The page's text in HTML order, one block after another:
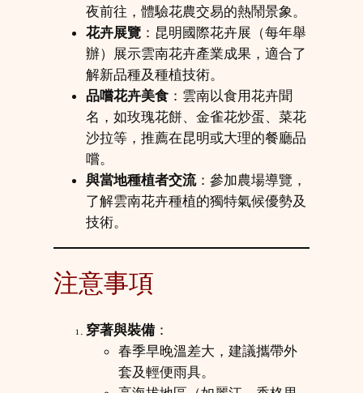
夜前往，體驗花農交易的熱鬧景象。
花卉展覽 ：昆明國際花卉展（每年舉
辦）展示雲南花卉產業成果，適合了
解新品種及種植技術。
品嚐花卉美食 ：雲南以食用花卉聞
名，如玫瑰花餅、金雀花炒蛋、菜花
沙拉等，推薦在昆明或大理的餐廳品
嚐。
與當地種植者交流：參加農場導覽，
了解雲南花卉種植的獨特氣候優勢及
技術。
注意事項
穿著與裝備：
春季早晚溫差大，建議攜帶外
套及輕便雨具。